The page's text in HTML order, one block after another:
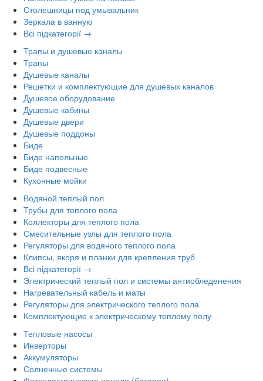
Столешницы под умывальник
Зеркала в ванную
Всі підкатегорії →
Трапы и душевые каналы
Трапы
Душевые каналы
Решетки и комплектующие для душевых каналов
Душевое оборудование
Душевые кабины
Душевые двери
Душевые поддоны
Биде
Биде напольные
Биде подвесные
Кухонные мойки
Водяной теплый пол
Трубы для теплого пола
Коллекторы для теплого пола
Смесительные узлы для теплого пола
Регуляторы для водяного теплого пола
Клипсы, якоря и планки для крепления труб
Всі підкатегорії →
Электрический теплый пол и системы антиобледенения
Нагревательный кабель и маты
Регуляторы для электрического теплого пола
Комплектующие к электрическому теплому полу
Тепловые насосы
Инверторы
Аккумуляторы
Солнечные системы